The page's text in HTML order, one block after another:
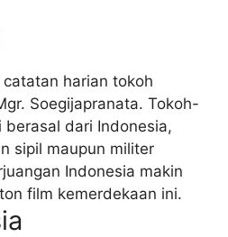
harian tokoh
Soegijapranata. Tokoh-
dari Indonesia,
sipil maupun militer
Indonesia makin
film kemerdekaan ini.